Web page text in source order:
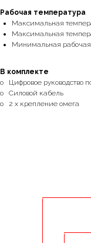
Рабочая температура
Максимальная
Максимальная
Минимальная рабочая
В комплекте
o Цифровое руководство
o Силовой кабель
o 2 x крепление омега